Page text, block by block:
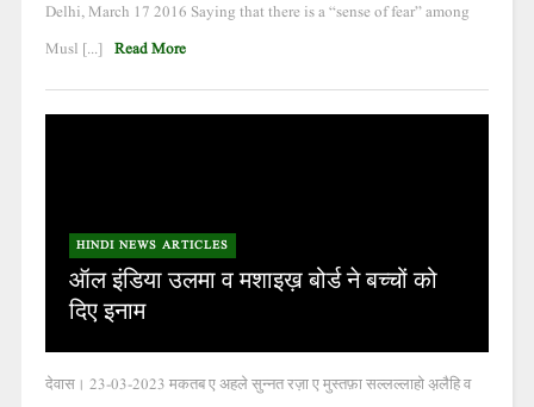
Delhi, March 17 2016 Saying that there is a “sense of fear” among
Musl [...] Read More
HINDI NEWS ARTICLES
ऑल इंडिया उलमा व मशाइख़ बोर्ड ने बच्चों को
दिए इनाम
देवास। 23-03-2023 मकतब ए अहले सुन्नत रज़ा ए मुस्तफ़ा सल्लल्लाहो अ़लैहि व